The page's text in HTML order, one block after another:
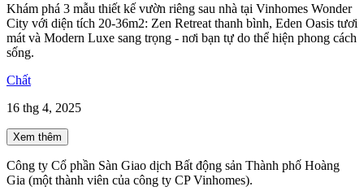
Khám phá 3 mẫu thiết kế vườn riêng sau nhà tại Vinhomes Wonder
City với diện tích 20-36m2: Zen Retreat thanh bình, Eden Oasis tươi
mát và Modern Luxe sang trọng - nơi bạn tự do thể hiện phong cách
sống.
Chất
16 thg 4, 2025
Xem thêm
Công ty Cổ phần Sàn Giao dịch Bất động sản Thành phố Hoàng
Gia (một thành viên của công ty CP Vinhomes).